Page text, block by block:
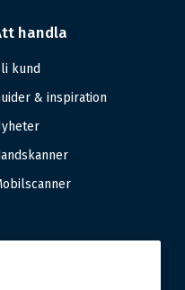
handla
kund
& inspiration